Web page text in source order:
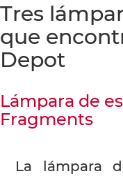
Tres
que
Depot
Lámpara de
Fragments
La lámpara